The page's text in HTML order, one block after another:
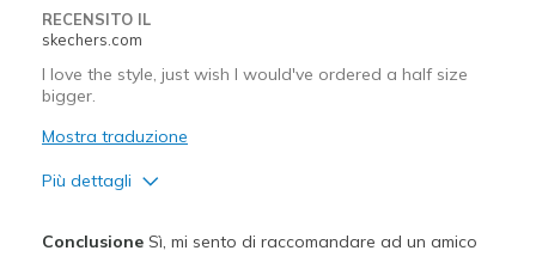
Width
Sizing
View On Shoes
I'm Really Into Shoes
RECENSITO IL
skechers.com
I love the style, just wish I would've ordered a half size
bigger.
Mostra traduzione
Più dettagli
ConclusioneSì, mi sento di raccomandare ad un amico